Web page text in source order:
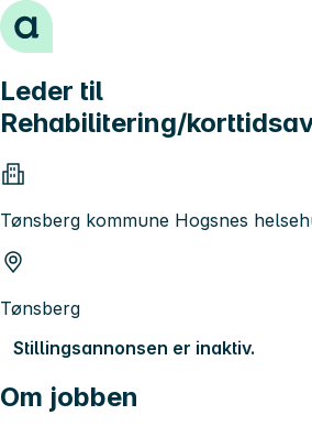
Hopp til innhold
Leder til
Rehabilitering/
Tønsberg kommune Hogsnes
Tønsberg
Stillingsannonsen er inaktiv.
Om jobben